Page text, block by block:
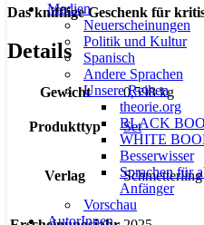
Medien
Neuerscheinungen
Politik und Kultur
Spanisch
Andere Sprachen
Unsere Reihen
theorie.org
BLACK
WHITE
Besserwisser
Sprachen für
Anfänger
Vorschau
AutorInnen
Das knifflige Geschenk für
Details
Gewicht 0,598 kg
Produkttyp Set
Verlag Schmetterling